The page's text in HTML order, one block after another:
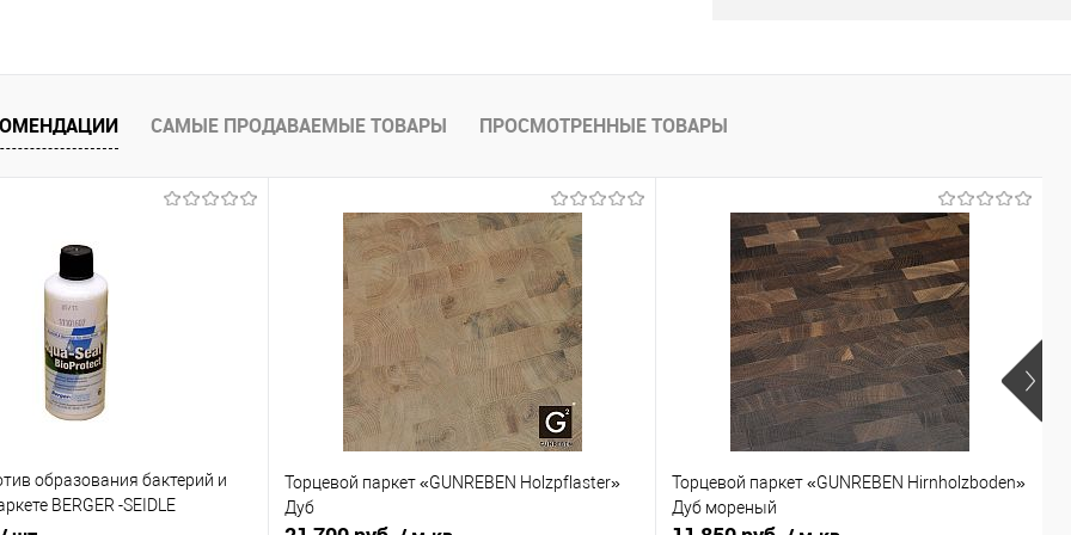
САМЫЕ ПРОДАВАЕМЫЕ ТОВАРЫ ПРОСМОТРЕННЫЕ ТОВАРЫ
образования бактерий и
BERGER -SEIDLE
Торцевой паркет «GUNREBEN Holzpflaster»
Дуб
Торцевой паркет «GUNREBEN Hirnholzboden»
Дуб мореный